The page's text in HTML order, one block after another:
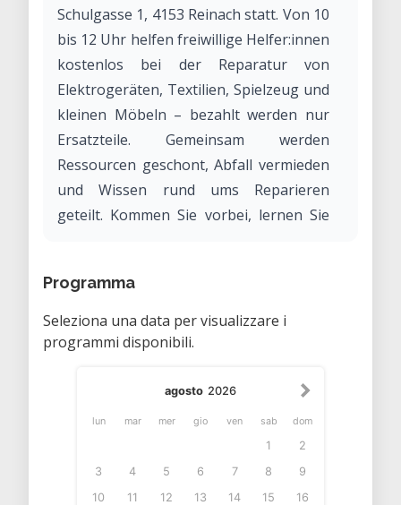
Schulgasse 1, 4153 Reinach statt. Von 10
bis 12 Uhr helfen freiwillige Helfer:innen
kostenlos bei der Reparatur von
Elektrogeräten, Textilien, Spielzeug und
kleinen Möbeln – bezahlt werden nur
Ersatzteile. Gemeinsam werden
Ressourcen geschont, Abfall vermieden
und Wissen rund ums Reparieren
geteilt. Kommen Sie vorbei, lernen Sie
in entspannter Atmosphäre!
Programma
Seleziona una data per visualizzare i
programmi disponibili.
agosto 2026
lun mar mer gio ven sab dom
1
2
3
4 5 6 7 8
9
10
11 12 13 14 15
16